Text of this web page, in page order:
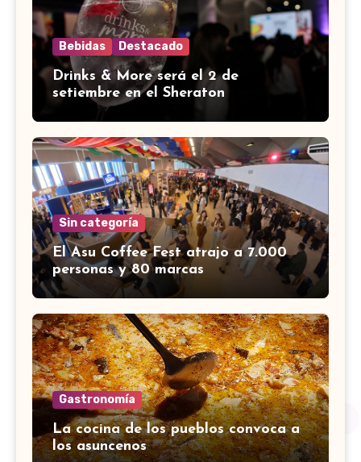
Bebidas Destacado
Drinks & More será el 2 de
setiembre en el Sheraton
Sin categoría
El Asu Coffee Fest atrajo a 7.000
personas y 80 marcas
Gastronomía
La cocina de los pueblos convoca a
los asuncenos